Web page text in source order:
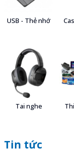
USB - Thẻ nhớ
Tai nghe
Tin tức